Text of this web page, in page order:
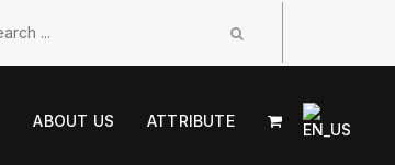
ABOUT US ATTRIBUTE